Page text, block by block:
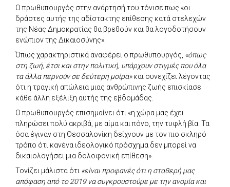
Ο πρωθυπουργός στην ανάρτησή του τόνισε πως «οι
δράστες αυτής της αδίστακτης επίθεσης κατά στελεχών
της Νέας Δημοκρατίας θα βρεθούν και θα λογοδοτήσουν
ενώπιον της Δικαιοσύνης».
Όπως χαρακτηριστικά αναφέρει ο πρωθυπουργός, «όπως
στη ζωή, έτσι και στην πολιτική, υπάρχουν στιγμές που όλα
τα άλλα περνούν σε δεύτερη μοίρα»και συνεχίζει λέγοντας
ότι η τραγική απώλεια μιας ανθρώπινης ζωής επισκίασε
κάθε άλλη εξέλιξη αυτής της εβδομάδας.
Ο πρωθυπουργός επισημαίνει ότι «η χώρα μας έχει
πληρώσει πολύ ακριβά, με αίμα και πόνο, την τυφλή βία. Τα
όσα έγιναν στη Θεσσαλονίκη δείχνουν με τον πιο σκληρό
τρόπο ότι κανένα ιδεολογικό πρόσχημα δεν μπορεί να
δικαιολογήσει μια δολοφονική επίθεση».
Τονίζει μάλιστα ότι «είναι προφανές ότι η σταθερή μας
απόφαση από το 2019 να συγκρουστούμε με την ανομία και